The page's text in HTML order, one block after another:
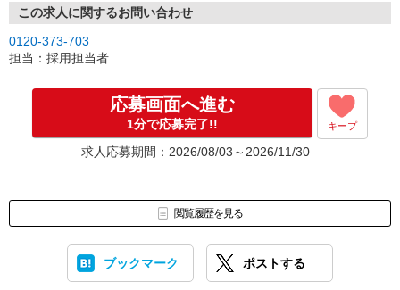
この求人に関するお問い合わせ
0120-373-703
担当：採用担当者
応募画面へ進む
1分で応募完了!! キープ
求人応募期間：2026/08/03～2026/11/30
閲覧履歴を見る
ブックマーク ポストする